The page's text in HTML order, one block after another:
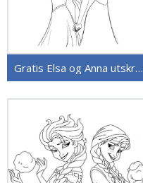
Gratis Elsa og Anna utskrivbart bilde